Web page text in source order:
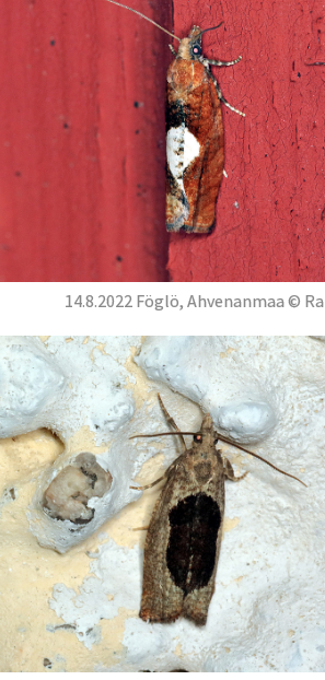
14.8.2022 Föglö, Ahvenanmaa ©